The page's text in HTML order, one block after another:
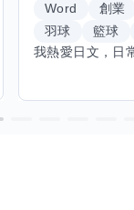
Word 創業
羽球
籃球